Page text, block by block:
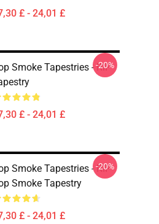
£ - 24,01 £
Smoke Tapestries - RIP
£ - 24,01 £
-20%
Smoke Tapestries - RIP
Smoke Tapestry
£ - 24,01 £
-20%